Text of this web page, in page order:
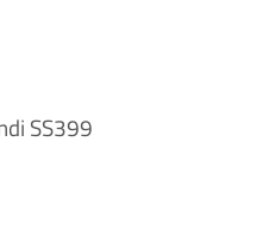
SS399